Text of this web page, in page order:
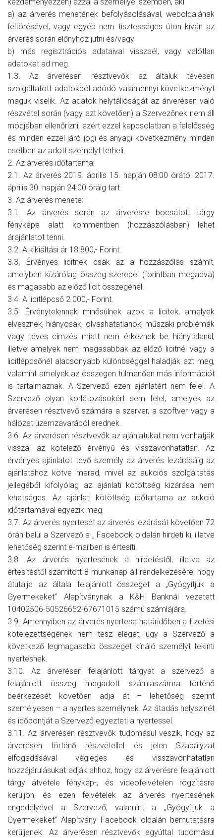
a) az árverés menetének befolyásolásával, weboldalának
feltörésével, vagy egyéb nem tisztességes úton kíván az
árverés során előnyhöz jutni és/vagy
b) más regisztrációs adataival visszaél, vagy valótlan
adatokat ad meg.
1.3. Az árverésen résztvevők az általuk tévesen
szolgáltatott adatokból adódó valamennyi következményt
maguk viselik. Az adatok helytállóságát az árverésen való
részvétel során (vagy azt követően) a Szervezőnek nem áll
módjában ellenőrizni, ezért ezzel kapcsolatban a felelősség
és minden ezzel járó jogi és anyagi következmény minden
esetben az adott személyt terheli.
2. Az árverés időtartama:
2.1. Az árverés 2019. április 15. napján 08:00 órától 2017.
április 30. napján 24:00 óráig tart.
3. Az árverés menete:
3.1. Az árverés során az árverésre bocsátott tárgy
fényképe alatt kommentben (hozzászólásban) lehet
árajánlatot tenni.
3.2. A kikiáltási ár 18.800,- Forint.
3.3. Érvényes licitnek csak az a hozzászólás számít,
amelyben kizárólag összeg szerepel (forintban megadva)
és magasabb az előző licit összegénél.
3.4. A licitlépcső 2.000,- Forint.
3.5. Érvénytelennek minősülnek azok a licitek, amelyek
elvesznek, hiányosak, olvashatatlanok, műszaki problémák
vagy téves címzés miatt nem érkeznek be hiánytalanul,
illetve amelyek nem magasabbak az előző licitnél vagy a
licitlépcsőnél alacsonyabb különbséggel haladják azt meg,
valamint amelyek az összegen túlmenően más információt
is tartalmaznak. A Szervező ezen ajánlatért nem felel. A
Szervező olyan korlátozásokért sem felel, amelyek az
árverésen résztvevő számára a szerver, a szoftver vagy a
hálózat üzemzavarából erednek.
3.6. Az árverésen résztvevők az ajánlatukat nem vonhatják
vissza, az kötelező érvényű és visszavonhatatlan. Az
érvényes ajánlatot tevő személy az árverés lezárásáig az
ajánlatához kötve marad, mivel az aukciós szolgáltatás
jellegéből kifolyólag az ajánlati kötöttség kizárása nem
lehetséges. Az ajánlati kötöttség időtartama az aukció
időtartamával egyezik meg.
3.7. Az árverés nyertesét az árverés lezárását követően 72
órán belül a Szervező a „ Facebook oldalán hirdeti ki, illetve
lehetőség szerint e-mailben is értesíti.
3.8. Az árverés nyertesének a hirdetéstől, illetve az
értesítéstől számított 8 munkanap áll rendelkezésére, hogy
átutalja az általa felajánlott összeget a „Gyógyítjuk a
Gyermekeket” Alapítványnak a K&H Banknál vezetett
10402506-50526652-67671015 számú számlájára.
3.9. Amennyiben az árverés nyertese határidőben a fizetési
kötelezettségének nem tesz eleget, úgy a Szervező a
következő legmagasabb összeget kínáló személyt tekinti
nyertesnek.
3.10. Az árverésen felajánlott tárgyat a szervező a
felajánlott összeg megadott számlaszámra történő
beérkezését követően adja át – lehetőség szerint
személyesen – a nyertes személynek. Az átadás helyszínét
és időpontját a Szervező egyezteti a nyertessel.
3.11. Az árverésen résztvevők tudomásul veszik, hogy az
árverésen történő részvétellel és jelen Szabályzat
elfogadásával végleges és visszavonhatatlan
hozzájárulásukat adják ahhoz, hogy az árverésre felajánlott
tárgy átvétele fénykép-, és videofelvételen rögzítésre
kerüljön, és ezen felvételek az árverés nyertesének
engedélyével a Szervező, valamint a „Gyógyítjuk a
Gyermekeket” Alapítvány Facebook oldalán bemutatásra
kerüljenek. Az árverésen résztvevők egyúttal tudomásul